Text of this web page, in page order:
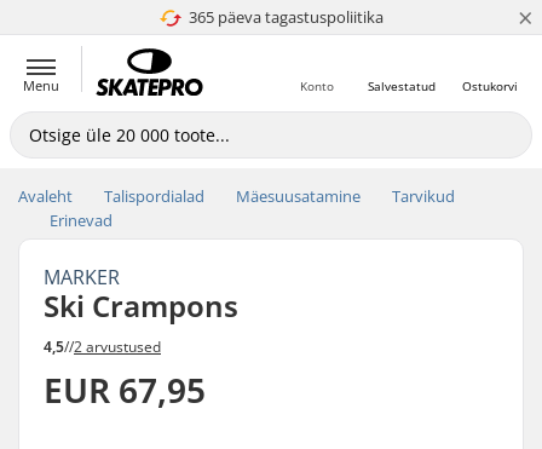
365 päeva tagastuspoliitika
4.8 paljaks 5 ×
Menu Ostukorvi
Salvestatud
Konto
Avaleht Talispordialad Mäesuusatamine
Tarvikud
Erinevad
MARKER
Ski Crampons
4,5//2 arvustused
EUR 67,95